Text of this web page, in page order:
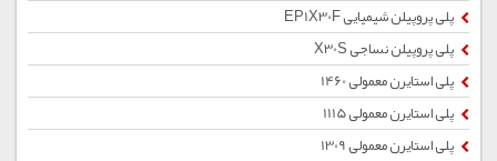
پلی پروپیلن شیمیایی EP1X30F
پلی پروپیلن نساجی X30S
پلی استایرن معمولی 1460
پلی استایرن معمولی 1115
پلی استایرن معمولی 1309